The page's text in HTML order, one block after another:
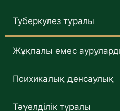
Туберкулез туралы
Жұқпалы емес
Психикалық денсаулық
Тәуелділік туралы